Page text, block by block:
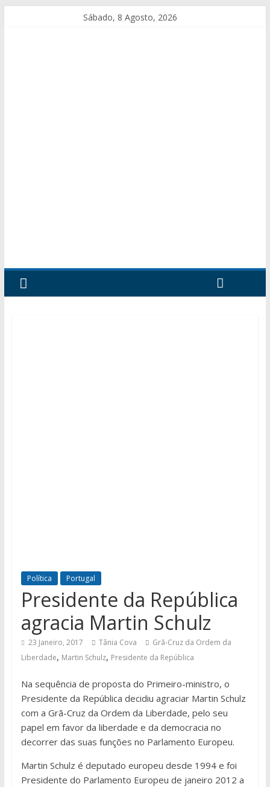
Sábado, 8 Agosto, 2026
Política Portugal
Presidente da República
agracia Martin Schulz
23 Janeiro, 2017 Tânia Cova
Grã-Cruz da Ordem da
Liberdade, Martin Schulz, Presidente da República
Na sequência de proposta do Primeiro-ministro, o
Presidente da República decidiu agraciar Martin Schulz
com a Grã-Cruz da Ordem da Liberdade, pelo seu
papel em favor da liberdade e da democracia no
decorrer das suas funções no Parlamento Europeu.
Martin Schulz é deputado europeu desde 1994 e foi
Presidente do Parlamento Europeu de janeiro 2012 a